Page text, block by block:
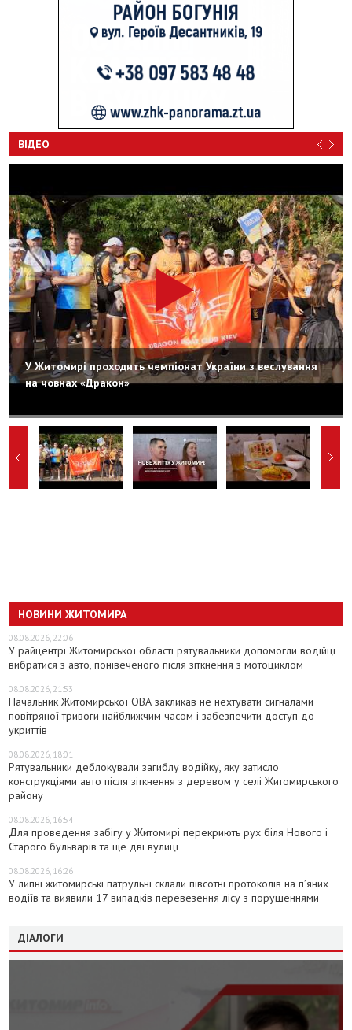
ВІДЕО
У Житомирі проходить чемпіонат України з веслування
на човнах «Дракон»
НОВИНИ ЖИТОМИРА
08.08.2026, 22:06
У райцентрі Житомирської області рятувальники допомогли водійці
вибратися з авто, понівеченого після зіткнення з мотоциклом
08.08.2026, 21:53
Начальник Житомирської ОВА закликав не нехтувати сигналами
повітряної тривоги найближчим часом і забезпечити доступ до
укриттів
08.08.2026, 18:01
Рятувальники деблокували загиблу водійку, яку затисло
конструкціями авто після зіткнення з деревом у селі Житомирського
району
08.08.2026, 16:54
Для проведення забігу у Житомирі перекриють рух біля Нового і
Старого бульварів та ще дві вулиці
08.08.2026, 16:26
У липні житомирські патрульні склали півсотні протоколів на пʼяних
водіїв та виявили 17 випадків перевезення лісу з порушеннями
ДІАЛОГИ